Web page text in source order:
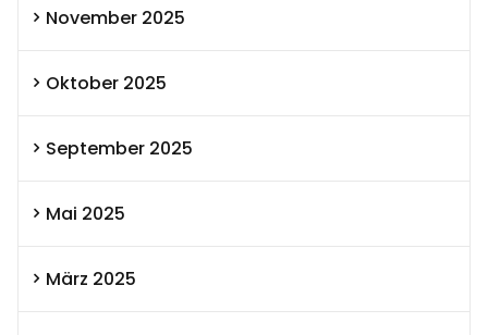
November 2025
Oktober 2025
September 2025
Mai 2025
März 2025